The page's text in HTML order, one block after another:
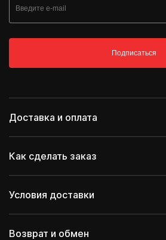
Подписаться
Доставка и оплата
Как сделать заказ
Условия доставки
Возврат и обмен